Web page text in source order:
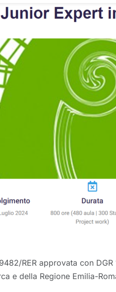
RER approvata con
e della Regione Emilia-